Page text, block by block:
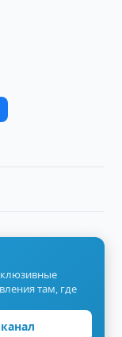
там, где